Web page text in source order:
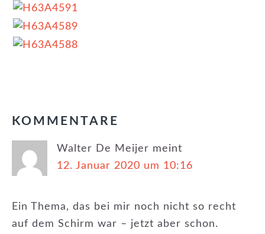
INTERAKTIONEN
KOMMENTARE
Walter De Meijer meint
12. Januar 2020 um 10:16
Ein Thema, das bei mir noch nicht so recht
auf dem Schirm war – jetzt aber schon.